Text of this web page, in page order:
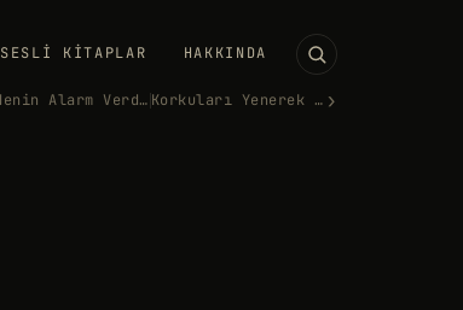
SESLI KITAPLAR HAKKINDA
Bedenin Alarm Verdiğinde: Tük… Korkuları Yenerek İlham Verme… ›